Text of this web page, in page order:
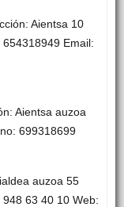
Aientsa 10
654318949 Email:
Aientsa auzoa
699318699
auzoa 55
948 63 40 10 Web: